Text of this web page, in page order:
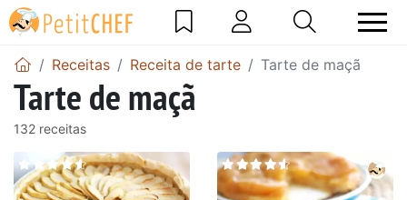
Receitas Receita de tarte Tarte de maçã
Tarte de maçã
132 receitas